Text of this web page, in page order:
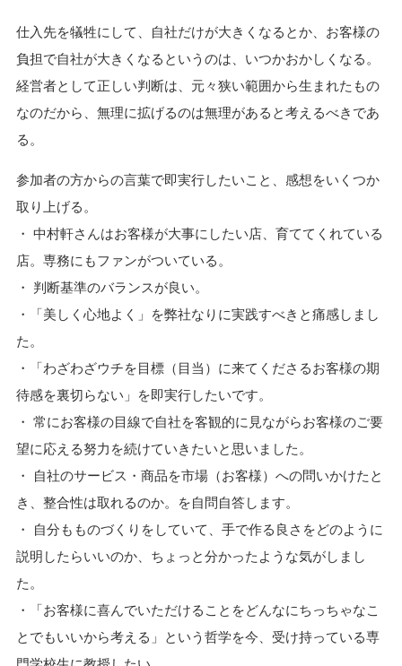
仕入先を犠牲にして、自社だけが大きくなるとか、お客様の
負担で自社が大きくなるというのは、いつかおかしくなる。
経営者として正しい判断は、元々狭い範囲から生まれたもの
なのだから、無理に拡げるのは無理があると考えるべきであ
る。
参加者の方からの言葉で即実行したいこと、感想をいくつか
取り上げる。
・ 中村軒さんはお客様が大事にしたい店、育ててくれている
店。専務にもファンがついている。
・ 判断基準のバランスが良い。
・「美しく心地よく」を弊社なりに実践すべきと痛感しまし
た。
・「わざわざウチを目標（目当）に来てくださるお客様の期
待感を裏切らない」を即実行したいです。
・ 常にお客様の目線で自社を客観的に見ながらお客様のご要
望に応える努力を続けていきたいと思いました。
・ 自社のサービス・商品を市場（お客様）への問いかけたと
き、整合性は取れるのか。を自問自答します。
・ 自分もものづくりをしていて、手で作る良さをどのように
説明したらいいのか、ちょっと分かったような気がしまし
た。
・「お客様に喜んでいただけることをどんなにちっちゃなこ
とでもいいから考える」という哲学を今、受け持っている専